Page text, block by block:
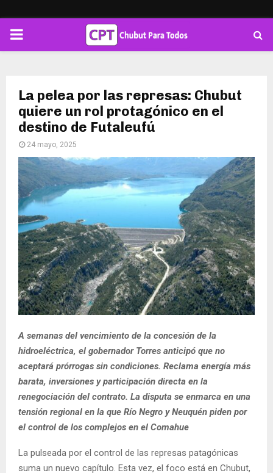
PRIMARY
La pelea por las represas: Chubut
quiere un rol protagónico en el
destino de Futaleufú
24 mayo, 2025
A semanas del vencimiento de la concesión de la
hidroeléctrica, el gobernador Torres anticipó que no
aceptará prórrogas sin condiciones. Reclama energía más
barata, inversiones y participación directa en la
renegociación del contrato. La disputa se enmarca en una
tensión regional en la que Río Negro y Neuquén piden por
el control de los complejos en el Comahue
La pulseada por el control de las represas patagónicas
suma un nuevo capítulo. Esta vez, el foco está en Chubut,